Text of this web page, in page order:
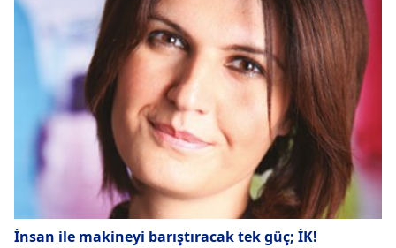
İnsan ile makineyi barıştıracak tek güç; İK!